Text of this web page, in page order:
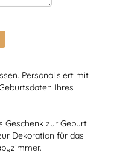
Personalisiert mit
Ihres
Geschenk zur Geburt
Dekoration für das